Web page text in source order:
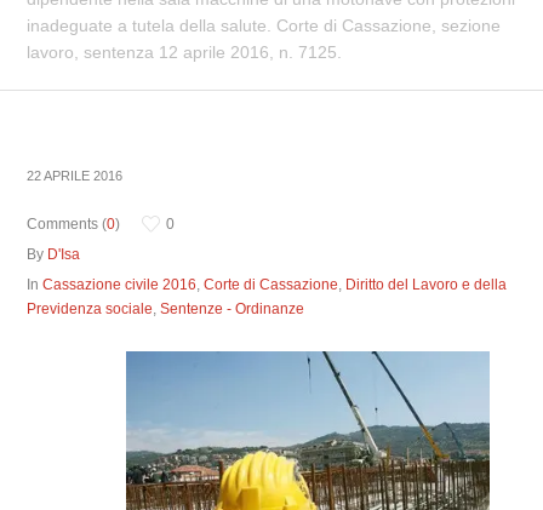
inadeguate a tutela della salute. Corte di Cassazione, sezione
lavoro, sentenza 12 aprile 2016, n. 7125.
22 APRILE 2016
Comments (0)
0
By D'Isa
InCassazione civile 2016,Corte di Cassazione, Diritto del Lavoro e della
Previdenza sociale,Sentenze - Ordinanze